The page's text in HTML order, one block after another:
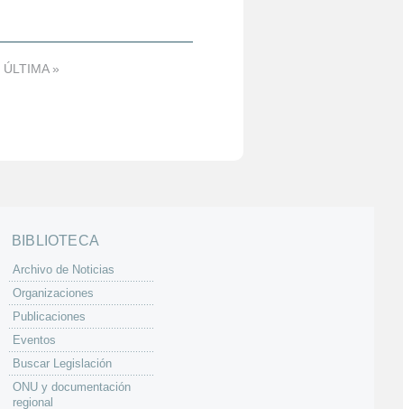
ÚLTIMA »
BIBLIOTECA
Archivo de Noticias
Organizaciones
Publicaciones
Eventos
Buscar Legislación
ONU y documentación
regional